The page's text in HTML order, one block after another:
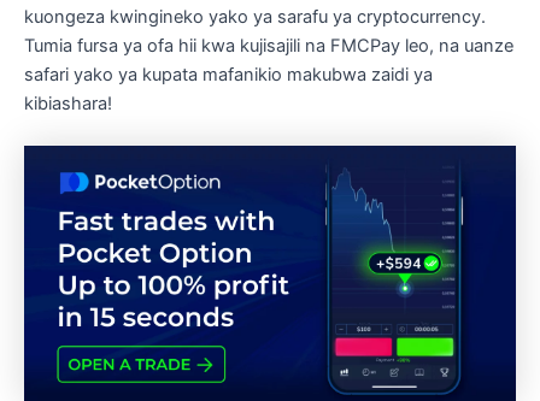
kuongeza kwingineko yako ya sarafu ya cryptocurrency.
Tumia fursa ya ofa hii kwa kujisajili na FMCPay leo, na uanze
safari yako ya kupata mafanikio makubwa zaidi ya
kibiashara!